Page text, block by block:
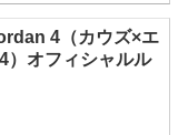
4（カウズ×エ
）オフィシャルル